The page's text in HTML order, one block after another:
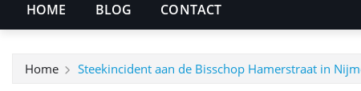
HOME BLOG CONTACT
Home Steekincident aan de Bisschop Hamerstraat in